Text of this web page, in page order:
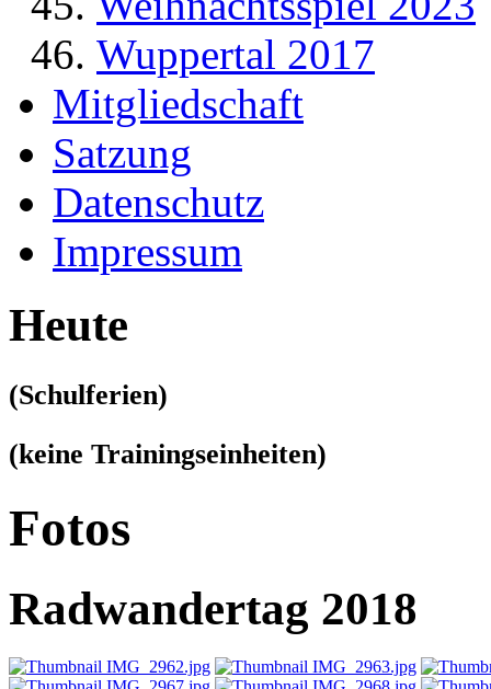
Wuppertal 2017
Mitgliedschaft
Satzung
Datenschutz
Impressum
Heute
(Schulferien)
(keine Trainingseinheiten)
Fotos
Radwandertag 2018